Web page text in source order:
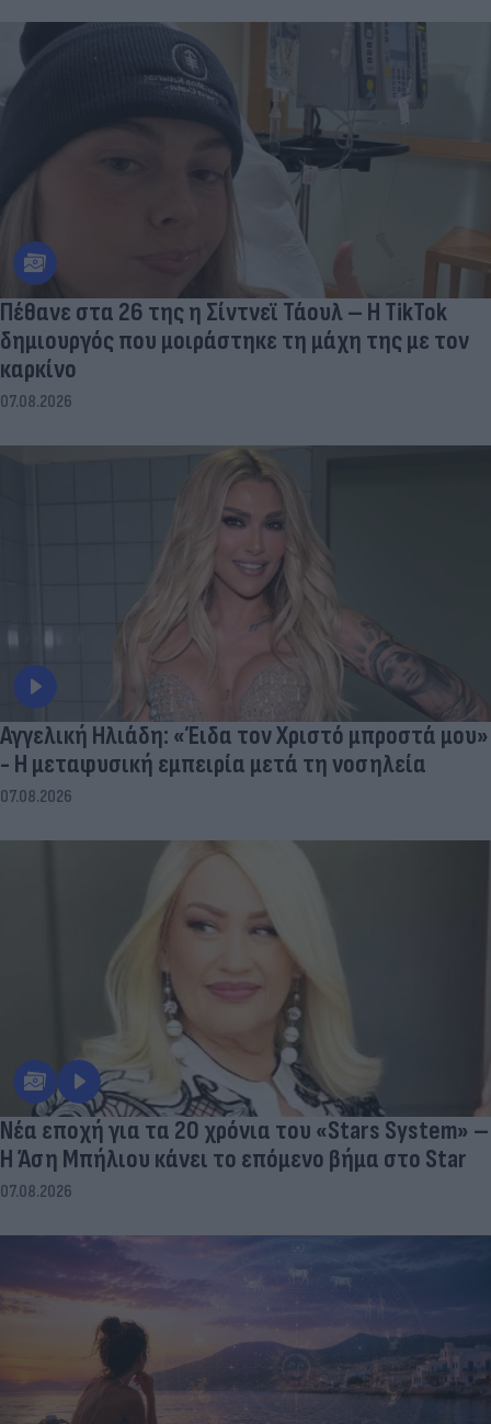
Πέθανε στα 26 της η Σίντνεϊ Τάουλ – Η TikTok
δημιουργός που μοιράστηκε τη μάχη της με τον
καρκίνο
07.08.2026
Αγγελική Ηλιάδη: «Έιδα τον Χριστό μπροστά μου»
- Η μεταφυσική εμπειρία μετά τη νοσηλεία
07.08.2026
Νέα εποχή για τα 20 χρόνια του «Stars System» –
Η Άση Μπήλιου κάνει το επόμενο βήμα στο Star
07.08.2026